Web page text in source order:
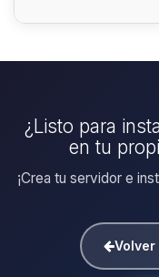
¿Listo para
en tu
¡Crea tu servidor e
Volver